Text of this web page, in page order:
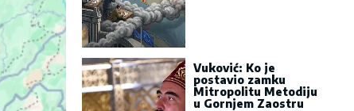
Vuković: Ko je
postavio zamku
Mitropolitu Metodiju
u Gornjem Zaostru